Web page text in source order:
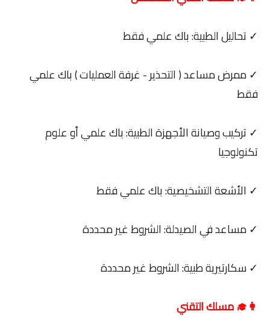
✓ تحاليل الطبية: باك علمي فقط
✓ ممرض مساعد ( التحذير - غرفة العمليات ) باك علمي
فقط
✓ تركيب وصيانة الأجهزة الطبية: باك علمي أو علوم
تكنولوجيا
✓ الأشعة التشخيصية: باك علمي فقط
✓ مساعد في الصيدلة: الشروط غير محددة
✓ سكارتيرية طبية: الشروط غير محددة
👩‍🎓 مسلك التقني